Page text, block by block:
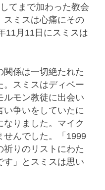
てまで加わった教会
スミスは心痛にその
11月11日にスミスは
関係は一切絶たれた
。スミスはディベー
ルモン教徒に出会い
い争いをしていたに
なりました。マイク
せんでした。「1999
りのリストにわた
す」とスミスは思い